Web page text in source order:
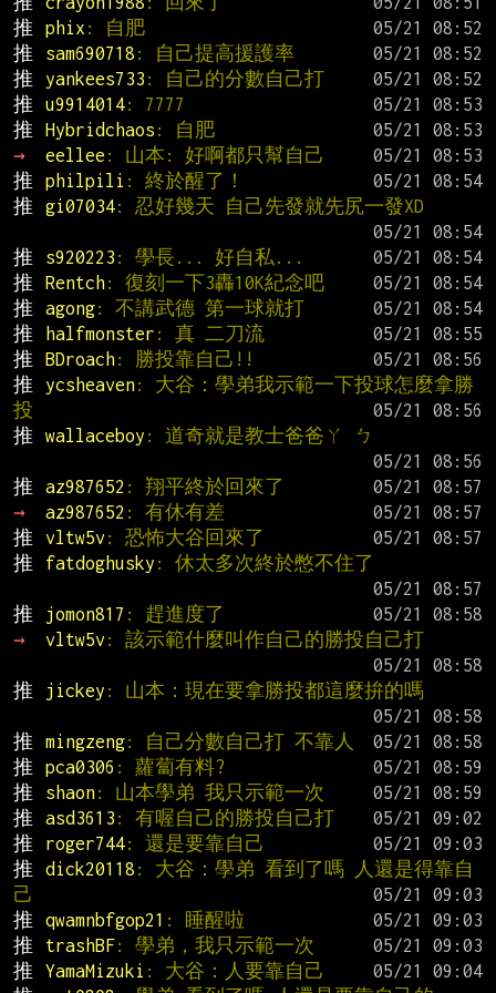
推
phix : 自肥
推
sam690718 : 自己提高援護率
推
yankees733 : 自己的分數自己打
推
u9914014: 7777
推
Hybridchaos : 自肥
→
eellee : 山本: 好啊都只幫自己
推
philpili : 終於醒了！
推
gi07034: 忍好幾天 自己先發就先尻一發XD
推
s920223 : 學長... 好自私...
推
Rentch: 復刻一下3轟10K紀念吧
推
agong: 不講武德 第一球就打
推
halfmonster : 真 二刀流
推
BDroach: 勝投靠自己!!
推
ycsheaven: 大谷：學弟我示範一下投球怎麼拿勝
投
推
wallaceboy : 道奇就是教士爸爸ㄚ ㄅ
推
az987652 : 翔平終於回來了
→
az987652 : 有休有差
推
vltw5v : 恐怖大谷回來了
推
fatdoghusky : 休太多次終於憋不住了
推
jomon817 : 趕進度了
→
vltw5v : 該示範什麼叫作自己的勝投自己打
推
jickey : 山本：現在要拿勝投都這麼拚的嗎
推
mingzeng: 自己分數自己打 不靠人
推
pca0306 : 蘿蔔有料?
推
shaon: 山本學弟 我只示範一次
推
asd3613 : 有喔自己的勝投自己打
推
roger744: 還是要靠自己
推
dick20118 : 大谷：學弟 看到了嗎 人還是得靠自
己
推
qwamnbfgop21 : 睡醒啦
推
trashBF: 學弟，我只示範一次
推
YamaMizuki : 大谷：人要靠自己